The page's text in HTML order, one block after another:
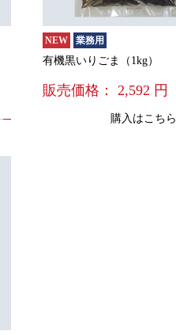
NEW 業務用
有機黒いりごま（1kg）
販売価格： 2,592 円
購入はこちら